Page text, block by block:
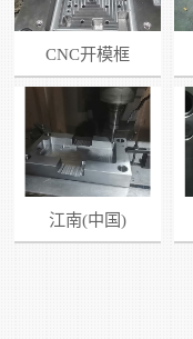
CNC开模框
江南(中国)